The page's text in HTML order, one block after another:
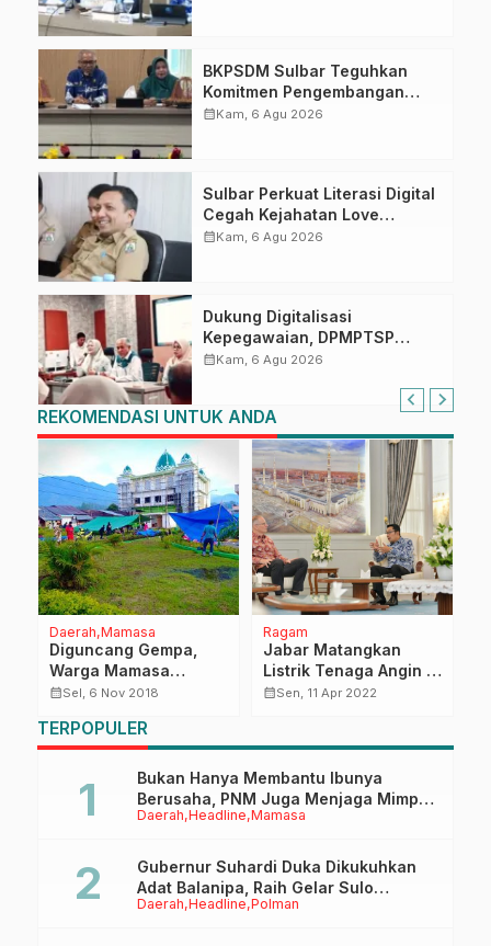
BKPSDM Sulbar Teguhkan
Komitmen Pengembangan
Kompetensi ASN melalui
calendar_monthKam, 6 Agu 2026
Sulbar Perkuat Literasi Digital
Cegah Kejahatan Love
Scamming
calendar_monthKam, 6 Agu 2026
Dukung Digitalisasi
Kepegawaian, DPMPTSP
Sulbar Siap Terapkan Aplikasi
calendar_monthKam, 6 Agu 2026
REKOMENDASI UNTUK ANDA
Daerah Mamasa
Diguncang Gempa,
Warga Mamasa
Mengungsi
calendar_monthSel, 6 Nov 2018
Ragam
Jabar Matangkan
Listrik Tenaga Angin di
Garut Selatan,
MW
calendar_monthSen, 11 Apr 2022
TERPOPULER
Daerah Headline Mamasa
Bukan Hanya Membantu Ibunya
Berusaha, PNM Juga Menjaga Mimpi
Anaknya Untuk Menggapai Cita-Cita
Daerah Headline Polman
Gubernur Suhardi Duka Dikukuhkan
Adat Balanipa, Raih Gelar Sulo
Tappidena